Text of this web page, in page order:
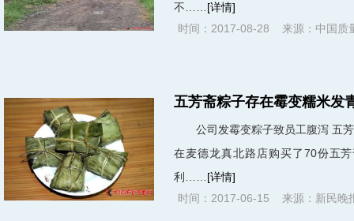
不…… [详情]
时间：2017-08-28 来源：中国质
五芳斋粽子存在霉变糯米发
公司发霉变粽子致员工腹泻 五
在麦德龙真北路店购买了70份五
利…… [详情]
时间：2017-06-15 来源：新民晚